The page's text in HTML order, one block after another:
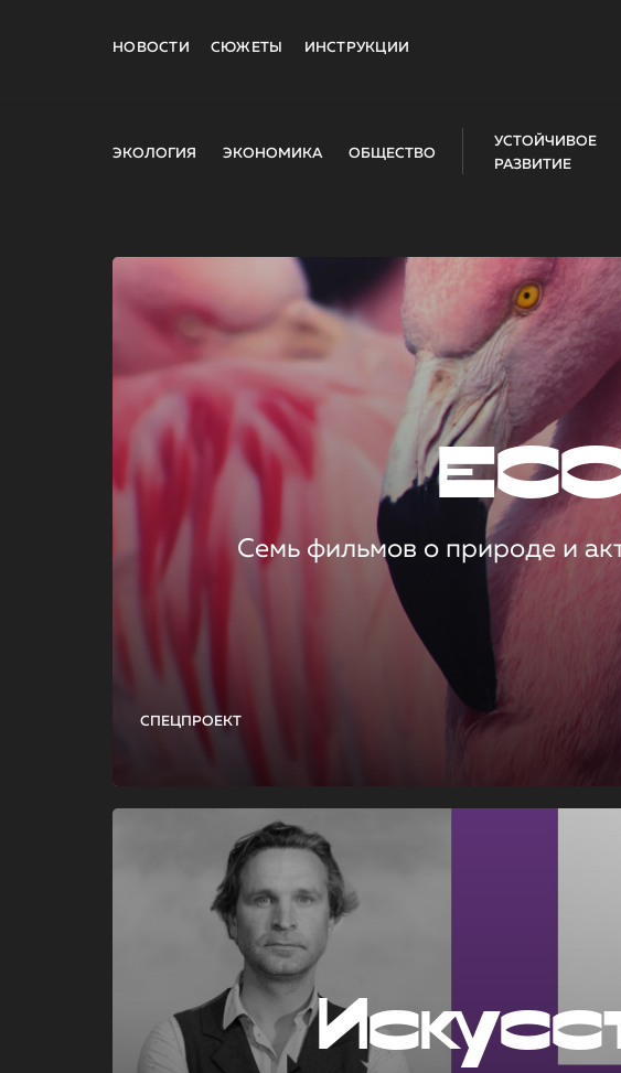
НОВОСТИ СЮЖЕТЫ ИНСТРУКЦИИ
ЭКОЛОГИЯ ЭКОНОМИКА ОБЩЕСТВО
УСТОЙЧИВОЕ
РАЗВИТИЕ
СПЕЦПРОЕКТ
Семь фильмов о природе и